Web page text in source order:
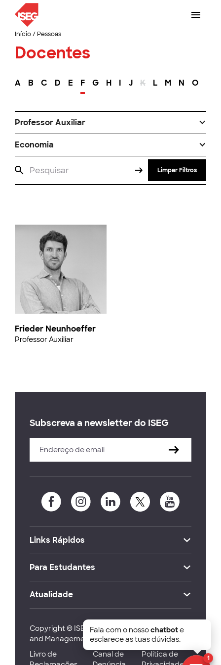
Início/ Pessoas
Docentes
A B C D E F G H I J K L M N O
Professor Auxiliar
Economia
Limpar Filtros
Frieder Neunhoeffer
Professor Auxiliar
Subscreva a newsletter do ISEG
Links Rápidos
Para Estudantes
Atualidade
Copyright © ISEG Lisbon School of Economics
and Management 2026
Livro de
Canal de
Política de
1
Fala com o nossochatbote
esclarece as tuas dúvidas.